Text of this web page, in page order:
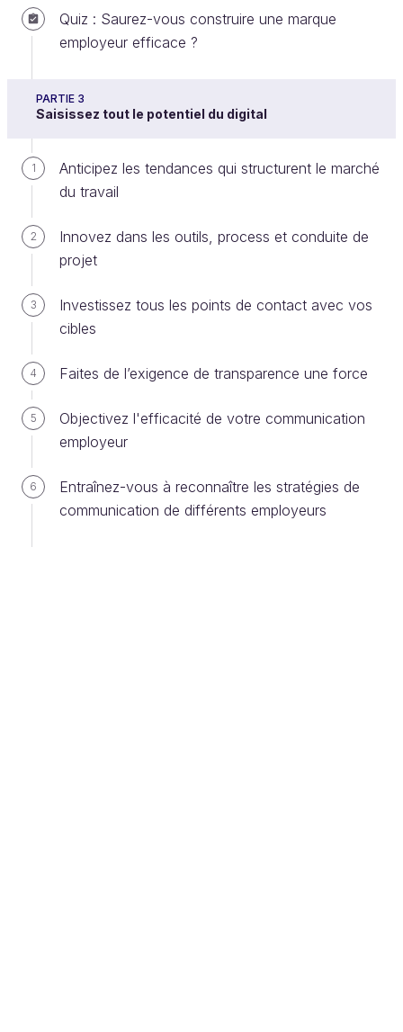
Quiz : Saurez-vous construire une marque
employeur efficace ?
PARTIE 3
Saisissez tout le potentiel du digital
1
Anticipez les tendances qui structurent le marché
du travail
2
Innovez dans les outils, process et conduite de
projet
3
Investissez tous les points de contact avec vos
cibles
4 Faites de l’exigence de transparence une force
5
Objectivez l'efficacité de votre communication
employeur
6
Entraînez-vous à reconnaître les stratégies de
communication de différents employeurs
digital.
Cette vidéo simule un atelier interne réunissant un
diagnostic et des premières pistes.
choses peuvent ressortir d’un tel exercice, et que
l’un des enjeux est de hiérarchiser les éléments
partagés, afin de faire des choix.
Privilégiez le codéveloppement pour
expliciter votre EVP
Dans le chapitre précédent, nous avons vu que
l’expression de la raison d’être et de la culture de
votre organisation permettent à vos talents de
mieux la comprendre. Qu’ils soient internes ou
appelés à vous rejoindre, elles les aident
à s’identifier et se projeter dans votre projet collectif.
En privilégiant une démarche d’introspection et
de codéveloppement, vous pourrez recueillir